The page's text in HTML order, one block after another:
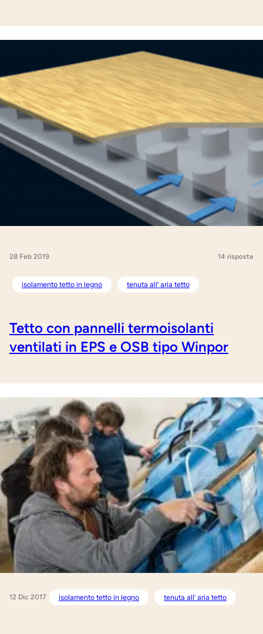
28 Feb 2019 14 risposte
isolamento tetto in legno tenuta all’ aria tetto
Tetto con pannelli termoisolanti
ventilati in EPS e OSB tipo Winpor
12 Dic 2017 isolamento tetto in legno tenuta all’ aria tetto